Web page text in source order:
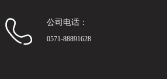
公司电话：
0571-88891628